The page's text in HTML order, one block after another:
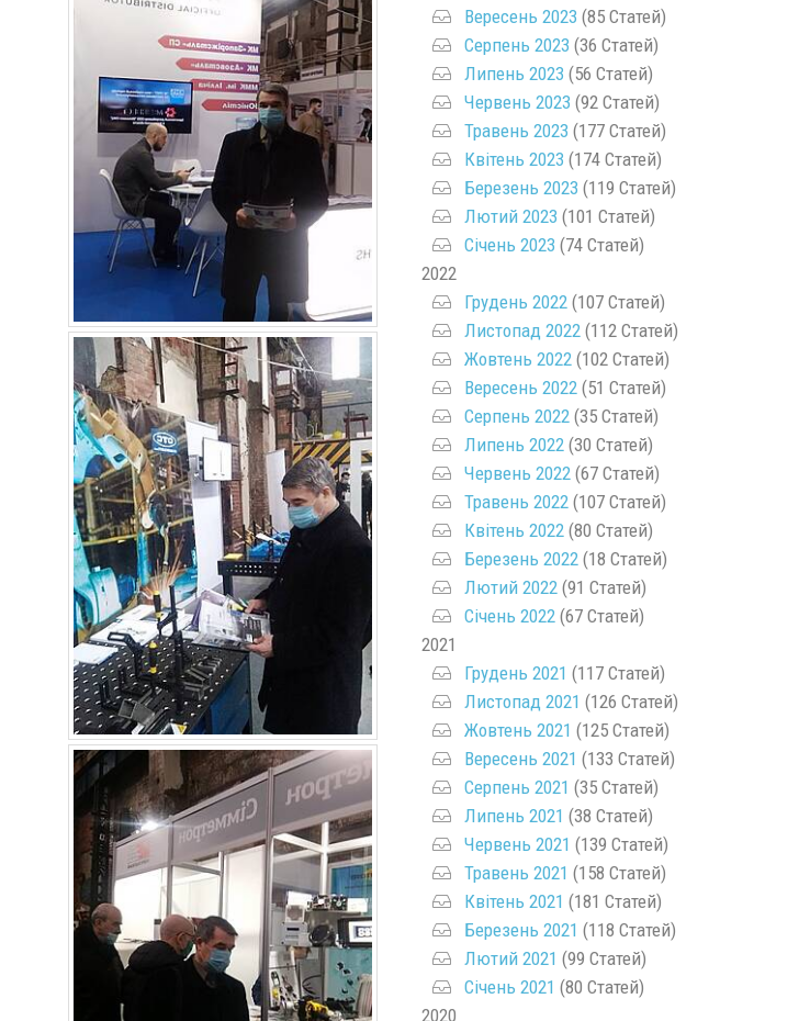
Вересень 2023 (85 Статей)
Серпень 2023 (36 Статей)
Липень 2023 (56 Статей)
Червень 2023 (92 Статей)
Травень 2023 (177 Статей)
Квітень 2023 (174 Статей)
Березень 2023 (119 Статей)
Лютий 2023 (101 Статей)
Січень 2023 (74 Статей)
2022
Грудень 2022(107 Статей)
Листопад 2022(112 Статей)
Жовтень 2022(102 Статей)
Вересень 2022(51 Статей)
Серпень 2022(35 Статей)
Липень 2022(30 Статей)
Червень 2022(67 Статей)
Травень 2022(107 Статей)
Квітень 2022(80 Статей)
Березень 2022(18 Статей)
Лютий 2022(91 Статей)
Січень 2022(67 Статей)
2021
Грудень 2021 (117 Статей)
Листопад 2021 (126 Статей)
Жовтень 2021 (125 Статей)
Вересень 2021 (133 Статей)
Серпень 2021 (35 Статей)
Липень 2021 (38 Статей)
Червень 2021 (139 Статей)
Травень 2021 (158 Статей)
Квітень 2021 (181 Статей)
Березень 2021 (118 Статей)
Лютий 2021 (99 Статей)
Січень 2021 (80 Статей)
2020